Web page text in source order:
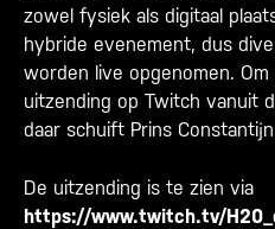
zowel fysiek als digitaal
hybride evenement, dus
worden live opgenomen.
uitzending op Twitch vanuit
daar schuift Prins Constantijn
De uitzending is te zien via
https://www.twitch.tv/